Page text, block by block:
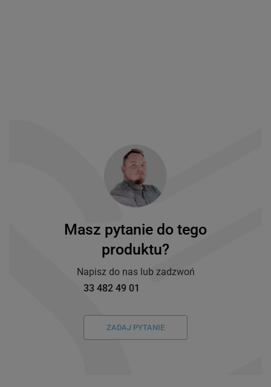
Masz pytanie do tego
produktu?
Napisz do nas lub zadzwoń
33 482 49 01
ZADAJ PYTANIE